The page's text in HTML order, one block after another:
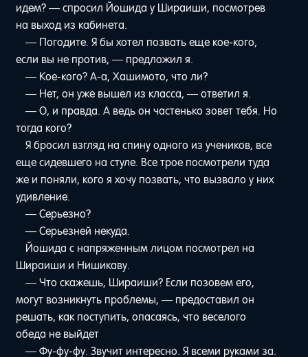
идем? — спросил Йошида у Шираиши, посмотрев
на выход из кабинета.
— Погодите. Я бы хотел позвать еще кое-кого,
если вы не против, — предложил я.
— Кое-кого? А-а, Хашимото, что ли?
— Нет, он уже вышел из класса, — ответил я.
— О, и правда. А ведь он частенько зовет тебя. Но
тогда кого?
Я бросил взгляд на спину одного из учеников, все
еще сидевшего на стуле. Все трое посмотрели туда
же и поняли, кого я хочу позвать, что вызвало у них
удивление.
— Серьезно?
— Серьезней некуда.
Йошида с напряженным лицом посмотрел на
Шираиши и Нишикаву.
— Что скажешь, Шираиши? Если позовем его,
могут возникнуть проблемы, — предоставил он
решать, как поступить, опасаясь, что веселого
обеда не выйдет
— Фу-фу-фу. Звучит интересно. Я всеми руками за.